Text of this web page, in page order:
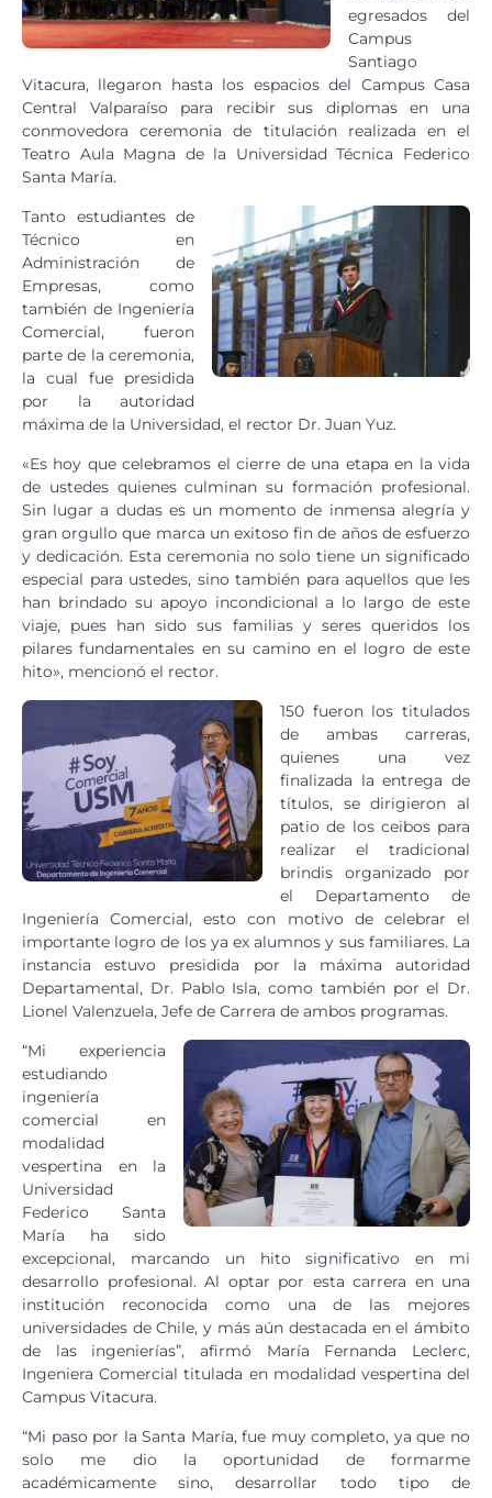
egresados del
Campus
Santiago
Vitacura, llegaron hasta los espacios del Campus Casa
Central Valparaíso para recibir sus diplomas en una
conmovedora ceremonia de titulación realizada en el
Teatro Aula Magna de la Universidad Técnica Federico
Santa María.
Tanto estudiantes de
Técnico en
Administración de
Empresas, como
también de Ingeniería
Comercial, fueron
parte de la ceremonia,
la cual fue presidida
por la autoridad
máxima de la Universidad, el rector Dr. Juan Yuz.
«Es hoy que celebramos el cierre de una etapa en la vida
de ustedes quienes culminan su formación profesional.
Sin lugar a dudas es un momento de inmensa alegría y
gran orgullo que marca un exitoso fin de años de esfuerzo
y dedicación. Esta ceremonia no solo tiene un significado
especial para ustedes, sino también para aquellos que les
han brindado su apoyo incondicional a lo largo de este
viaje, pues han sido sus familias y seres queridos los
pilares fundamentales en su camino en el logro de este
hito», mencionó el rector.
150 fueron los titulados
de ambas carreras,
quienes una vez
finalizada la entrega de
títulos, se dirigieron al
patio de los ceibos para
realizar el tradicional
brindis organizado por
el Departamento de
Ingeniería Comercial, esto con motivo de celebrar el
importante logro de los ya ex alumnos y sus familiares. La
instancia estuvo presidida por la máxima autoridad
Departamental, Dr. Pablo Isla, como también por el Dr.
Lionel Valenzuela, Jefe de Carrera de ambos programas.
“Mi experiencia
estudiando
ingeniería
comercial en
modalidad
vespertina en la
Universidad
Federico Santa
María ha sido
excepcional, marcando un hito significativo en mi
desarrollo profesional. Al optar por esta carrera en una
institución reconocida como una de las mejores
universidades de Chile, y más aún destacada en el ámbito
de las ingenierías”, afirmó María Fernanda Leclerc,
Ingeniera Comercial titulada en modalidad vespertina del
Campus Vitacura.
“Mi paso por la Santa María, fue muy completo, ya que no
solo me dio la oportunidad de formarme
académicamente sino, desarrollar todo tipo de